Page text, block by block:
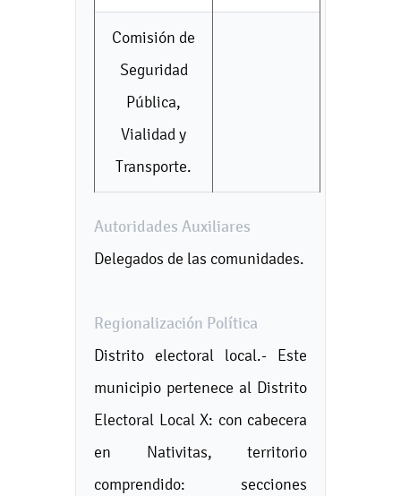
Comisión de
Seguridad
Pública,
Vialidad y
Transporte.
Autoridades Auxiliares
Delegados de las comunidades.
Regionalización Política
Distrito electoral local.- Este
municipio pertenece al Distrito
Electoral Local X: con cabecera
en Nativitas, territorio
comprendido: secciones